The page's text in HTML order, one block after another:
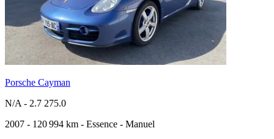
Porsche Cayman
N/A - 2.7 275.0
2007 - 120 994 km - Essence - Manuel